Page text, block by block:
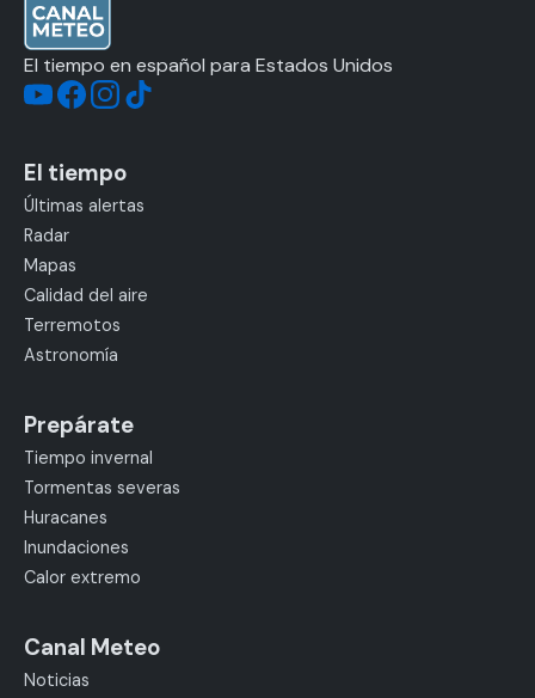
El tiempo en español para Estados Unidos
El tiempo
Últimas alertas
Radar
Mapas
Calidad del aire
Terremotos
Astronomía
Prepárate
Tiempo invernal
Tormentas severas
Huracanes
Inundaciones
Calor extremo
Canal Meteo
Noticias